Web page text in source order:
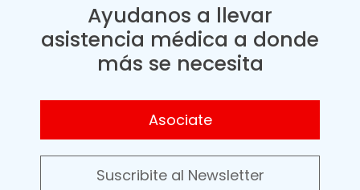
Ayudanos a llevar
asistencia médica a donde
más se necesita
Asociate
Suscribite al Newsletter